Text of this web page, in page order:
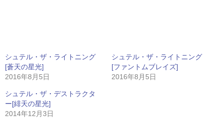
シュテル・ザ・ライトニング
[蒼天の星光]
2016年8月5日
シュテル・ザ・ライトニング
[ファントムブレイズ]
2016年8月5日
シュテル・ザ・デストラクタ
ー[緋天の星光]
2014年12月3日